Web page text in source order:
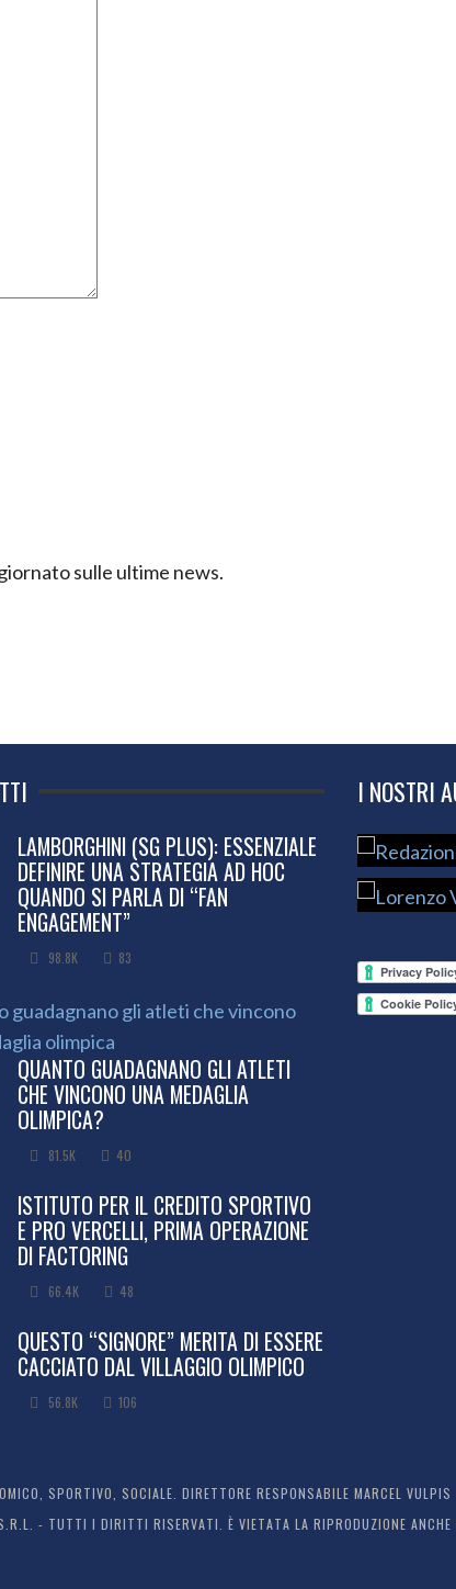
sulle ultime news.
LAMBORGHINI (SG PLUS): ESSENZIALE
DEFINIRE UNA STRATEGIA AD HOC
QUANDO SI PARLA DI “FAN
ENGAGEMENT”
98.8K 83
QUANTO GUADAGNANO GLI ATLETI
CHE VINCONO UNA MEDAGLIA
OLIMPICA?
81.5K 40
ISTITUTO PER IL CREDITO SPORTIVO
E PRO VERCELLI, PRIMA OPERAZIONE
DI FACTORING
66.4K 48
QUESTO “SIGNORE” MERITA DI ESSERE
CACCIATO DAL VILLAGGIO OLIMPICO
56.8K 106
I NOSTRI
SPORTIVO, SOCIALE. DIRETTORE RESPONSABILE MARCEL
- TUTTI I DIRITTI RISERVATI. È VIETATA LA RIPRODUZIONE ANCHE